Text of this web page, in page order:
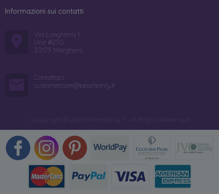
Informazioni sui contatti
Via Longhena 1
Unit #250
30175 Marghera
Contattaci:
customercare@pearlsonly.it